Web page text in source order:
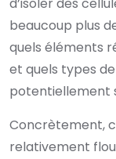
beaucoup plus
quels éléments
et quels types
potentiellement
Concrètement,
relativement